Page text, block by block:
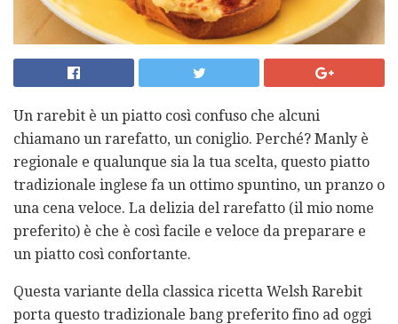
Un rarebit è un piatto così confuso che alcuni
chiamano un rarefatto, un coniglio. Perché? Manly è
regionale e qualunque sia la tua scelta, questo piatto
tradizionale inglese fa un ottimo spuntino, un pranzo o
una cena veloce. La delizia del rarefatto (il mio nome
preferito) è che è così facile e veloce da preparare e
un piatto così confortante.
Questa variante della classica ricetta Welsh Rarebit
porta questo tradizionale bang preferito fino ad oggi